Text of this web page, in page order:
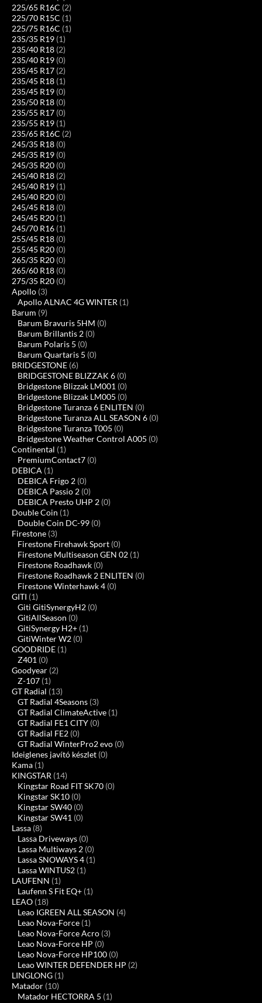
225/65 R16C (2)
225/70 R15C (1)
225/75 R16C (1)
235/35 R19 (1)
235/40 R18 (2)
235/40 R19 (0)
235/45 R17 (2)
235/45 R18 (1)
235/45 R19 (0)
235/50 R18 (0)
235/55 R17 (0)
235/55 R19 (1)
235/65 R16C (2)
245/35 R18 (0)
245/35 R19 (0)
245/35 R20 (0)
245/40 R18 (2)
245/40 R19 (1)
245/40 R20 (0)
245/45 R18 (0)
245/45 R20 (1)
245/70 R16 (1)
255/45 R18 (0)
255/45 R20 (0)
265/35 R20 (0)
265/60 R18 (0)
275/35 R20 (0)
Apollo (3)
Apollo ALNAC 4G WINTER (1)
Barum (9)
Barum Bravuris 5HM (0)
Barum Brillantis 2 (0)
Barum Polaris 5 (0)
Barum Quartaris 5 (0)
BRIDGESTONE (6)
BRIDGESTONE BLIZZAK 6 (0)
Bridgestone Blizzak LM001 (0)
Bridgestone Blizzak LM005 (0)
Bridgestone Turanza 6 ENLITEN (0)
Bridgestone Turanza ALL SEASON 6 (0)
Bridgestone Turanza T005 (0)
Bridgestone Weather Control A005 (0)
Continental (1)
PremiumContact7 (0)
DEBICA (1)
DEBICA Frigo 2 (0)
DEBICA Passio 2 (0)
DEBICA Presto UHP 2 (0)
Double Coin (1)
Double Coin DC-99 (0)
Firestone (3)
Firestone Firehawk Sport (0)
Firestone Multiseason GEN 02 (1)
Firestone Roadhawk (0)
Firestone Roadhawk 2 ENLITEN (0)
Firestone Winterhawk 4 (0)
GITI (1)
Giti GitiSynergyH2 (0)
GitiAllSeason (0)
GitiSynergy H2+ (1)
GitiWinter W2 (0)
GOODRIDE (1)
Z401 (0)
Goodyear (2)
Z-107 (1)
GT Radial (13)
GT Radial 4Seasons (3)
GT Radial ClimateActive (1)
GT Radial FE1 CITY (0)
GT Radial FE2 (0)
GT Radial WinterPro2 evo (0)
Ideiglenes javító készlet (0)
Kama (1)
KINGSTAR (14)
Kingstar Road FIT SK70 (0)
Kingstar SK10 (0)
Kingstar SW40 (0)
Kingstar SW41 (0)
Lassa (8)
Lassa Driveways (0)
Lassa Multiways 2 (0)
Lassa SNOWAYS 4 (1)
Lassa WINTUS2 (1)
LAUFENN (1)
Laufenn S Fit EQ+ (1)
LEAO (18)
Leao IGREEN ALL SEASON (4)
Leao Nova-Force (1)
Leao Nova-Force Acro (3)
Leao Nova-Force HP (0)
Leao Nova-Force HP100 (0)
Leao WINTER DEFENDER HP (2)
LINGLONG (1)
Matador (10)
Matador HECTORRA 5 (1)